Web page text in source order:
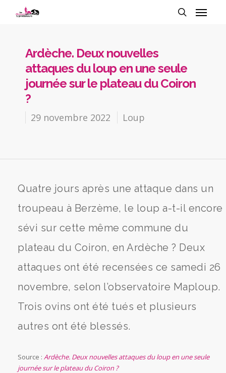
Ardèche. Deux nouvelles
attaques du loup en une seule
journée sur le plateau du Coiron
?
29 novembre 2022 Loup
Quatre jours après une attaque dans un
troupeau à Berzème, le loup a-t-il encore
sévi sur cette même commune du
plateau du Coiron, en Ardèche ? Deux
attaques ont été recensées ce samedi 26
novembre, selon l’observatoire Maploup.
Trois ovins ont été tués et plusieurs
autres ont été blessés.
Source :Ardèche. Deux nouvelles attaques du loup en une seule
journée sur le plateau du Coiron ?